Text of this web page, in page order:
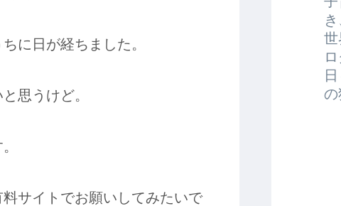
に日が経ちました。
思うけど。
サイトでお願いしてみたいで
世
の